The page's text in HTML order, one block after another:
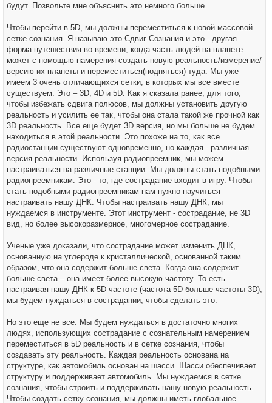
будут. Позвольте мне объяснить это немного больше.
Чтобы перейти в 5D, мы должны переместиться к новой массовой
сетке сознания. Я называю это Сдвиг Сознания и это - другая
форма путешествия во времени, когда часть людей на планете
может с помощью намерения создать новую реальность/измерение/
версию их планеты и переместиться(подняться) туда. Мы уже
имеем 3 очень отличающихся сетки, в которых мы все вместе
существуем. Это – 3D, 4D и 5D. Как я сказала ранее, для того,
чтобы избежать сдвига полюсов, мы должны установить другую
реальность и усилить ее так, чтобы она стала такой же прочной как
3D реальность. Все еще будет 3D версия, но мы больше не будем
находиться в этой реальности. Это похоже на то, как все
радиостанции существуют одновременно, но каждая - различная
версия реальности. Используя радиопреемник, мы можем
настраиваться на различные станции. Мы должны стать подобными
радиопреемникам. Это - то, где сострадание входит в игру. Чтобы
стать подобными радиопреемникам нам нужно научиться
настраивать нашу ДНК. Чтобы настраивать нашу ДНК, мы
нуждаемся в инструменте. Этот инструмент - сострадание, не 3D
вид, но более высокоразмерное, многомерное сострадание.
Ученые уже доказали, что сострадание может изменить ДНК,
основанную на углероде к кристаллической, основанной таким
образом, что она содержит больше света. Когда она содержит
больше света – она имеет более высокую частоту. То есть
настраивая нашу ДНК к 5D частоте (частота 5D больше частоты 3D),
мы будем нуждаться в сострадании, чтобы сделать это.
Но это еще не все. Мы будем нуждаться в достаточно многих
людях, использующих сострадание с сознательным намерением
переместиться в 5D реальность и в сетке сознания, чтобы
создавать эту реальность. Каждая реальность основана на
структуре, как автомобиль основан на шасси. Шасси обеспечивает
структуру и поддерживает автомобиль. Мы нуждаемся в сетке
сознания, чтобы строить и поддерживать нашу новую реальность.
Чтобы создать сетку сознания, мы должны иметь глобальное